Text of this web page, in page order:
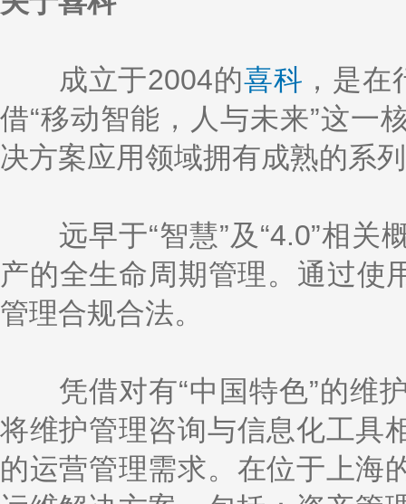
成立于2004的喜科 ，是
借“移动智能，人与未来”这一
决方案应用领域拥有成熟的系
远早于“智慧”及“4.0”相关
产的全生命周期管理。通过使
管理合规合法。
凭借对有“中国特色”的维
将维护管理咨询与信息化工具
的运营管理需求。在位于上海